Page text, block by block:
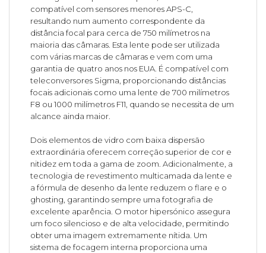
compatível com sensores menores APS-C,
resultando num aumento correspondente da
distância focal para cerca de 750 milímetros na
maioria das câmaras. Esta lente pode ser utilizada
com várias marcas de câmaras e vem com uma
garantia de quatro anos nos EUA. É compatível com
teleconversores Sigma, proporcionando distâncias
focais adicionais como uma lente de 700 milímetros
F8 ou 1000 milímetros F11, quando se necessita de um
alcance ainda maior.
Dois elementos de vidro com baixa dispersão
extraordinária oferecem correção superior de cor e
nitidez em toda a gama de zoom. Adicionalmente, a
tecnologia de revestimento multicamada da lente e
a fórmula de desenho da lente reduzem o flare e o
ghosting, garantindo sempre uma fotografia de
excelente aparência. O motor hipersónico assegura
um foco silencioso e de alta velocidade, permitindo
obter uma imagem extremamente nítida. Um
sistema de focagem interna proporciona uma